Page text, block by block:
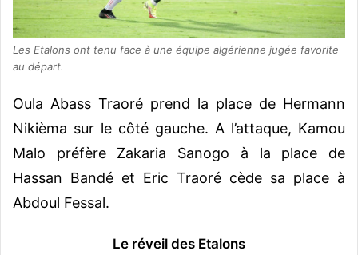
Les Etalons ont tenu face à une équipe algérienne jugée favorite
au départ.
Oula Abass Traoré prend la place de Hermann
Nikièma sur le côté gauche. A l’attaque, Kamou
Malo préfère Zakaria Sanogo à la place de
Hassan Bandé et Eric Traoré cède sa place à
Abdoul Fessal.
Le réveil des Etalons